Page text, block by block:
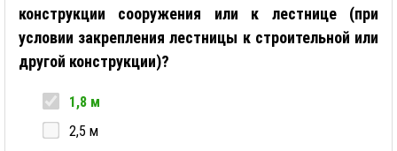
конструкции сооружения или к лестнице (при
условии закрепления лестницы к строительной или
другой конструкции)?
1,8 м
2,5 м